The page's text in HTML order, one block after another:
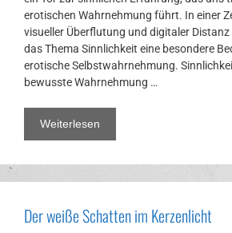
erotischen Wahrnehmung führt. In einer
visueller Überflutung und digitaler
das Thema Sinnlichkeit eine besondere
erotische Selbstwahrnehmung.
bewusste Wahrnehmung …
Weiterlesen
Der weiße Schatten im Kerzenlicht